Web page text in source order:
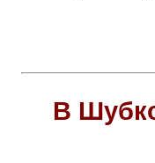
В